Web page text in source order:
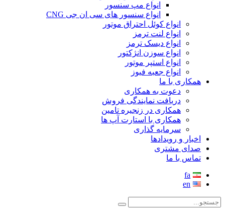
انواع مپ سنسور
انواع سنسور های سی ان جی CNG
انواع کوئل احتراق موتور
انواع لنت ترمز
انواع دیسک ترمز
انواع سوزن انژکتور
انواع استپر موتور
انواع جعبه فیوز
همکاری با ما
دعوت به همکاری
دریافت نمایندگی فروش
همکاری در زنجیره تامین
همکاری با استارت آپ ها
سرمایه گذاری
اخبار و رویدادها
صدای مشتری
تماس با ما
fa
en